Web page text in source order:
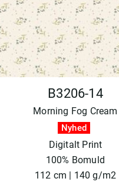
B3206-14
Morning Fog Cream
Nyhed
Digitalt Print
100% Bomuld
112 cm | 140 g/m2